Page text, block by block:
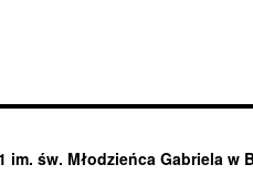
im. św. Młodzieńca Gabriela w